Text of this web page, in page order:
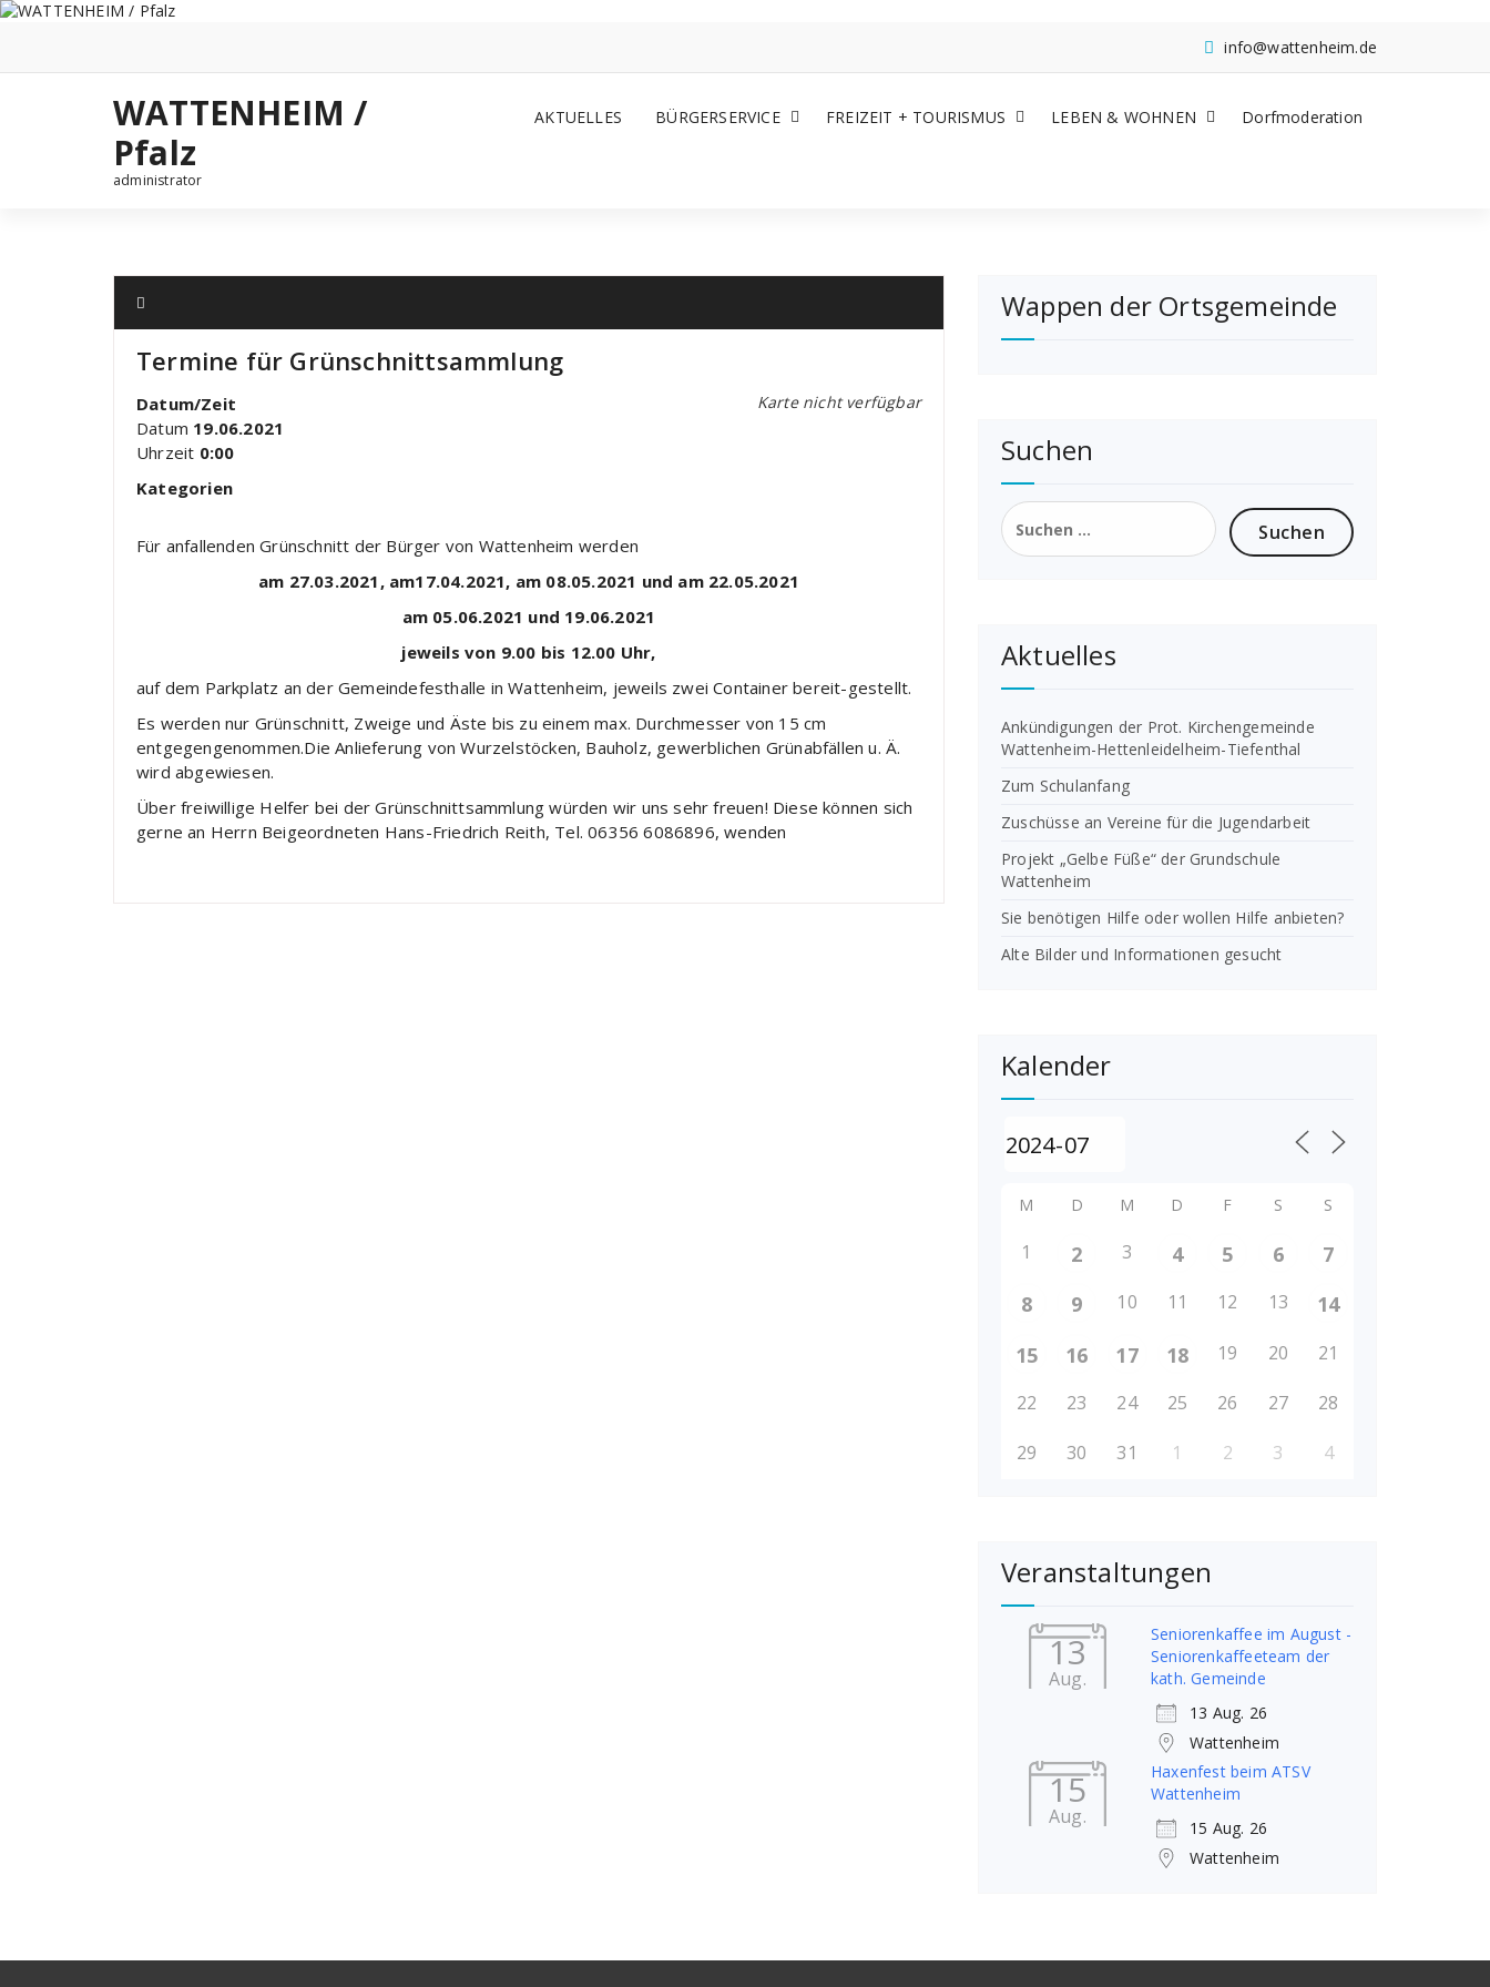
Zum
info@wattenheim.de
WATTENHEIM /
Pfalz
administrator
AKTUELLES BÜRGERSERVICE FREIZEIT + TOURISMUS LEBEN & WOHNEN Dorfmoderation
Termine für Grünschnittsammlung
Karte nicht verfügbar
Datum/Zeit
Datum 19.06.2021
Uhrzeit 0:00
Kategorien
Für anfallenden Grünschnitt der Bürger von Wattenheim werden
am 27.03.2021, am17.04.2021, am 08.05.2021 und am 22.05.2021
am 05.06.2021 und 19.06.2021
jeweils von 9.00 bis 12.00 Uhr,
auf dem Parkplatz an der Gemeindefesthalle in Wattenheim, jeweils zwei Container bereit-gestellt.
Es werden nur Grünschnitt, Zweige und Äste bis zu einem max. Durchmesser von 15 cm
entgegengenommen.Die Anlieferung von Wurzelstöcken, Bauholz, gewerblichen Grünabfällen u. Ä.
wird abgewiesen.
Über freiwillige Helfer bei der Grünschnittsammlung würden wir uns sehr freuen! Diese können sich
gerne an Herrn Beigeordneten Hans-Friedrich Reith, Tel. 06356 6086896, wenden
Wappen der Ortsgemeinde
Suchen
Suchen
nach:
Aktuelles
Ankündigungen der Prot. Kirchengemeinde
Wattenheim-Hettenleidelheim-Tiefenthal
Zum Schulanfang
Zuschüsse an Vereine für die Jugendarbeit
Projekt „Gelbe Füße“ der Grundschule
Wattenheim
Sie benötigen Hilfe oder wollen Hilfe anbieten?
Alte Bilder und Informationen gesucht
Kalender
M D M D F S S
1 2 3 4 5 6
7
8
9 10 11 12 13
14
15
16 17 18 19 20 21
22 23 24 25 26 27 28
29 30 31 1 2 3 4
Veranstaltungen
13
Aug.
Seniorenkaffee im August -
Seniorenkaffeeteam der
kath. Gemeinde
13 Aug. 26
Wattenheim
15
Aug.
Haxenfest beim ATSV
Wattenheim
15 Aug. 26
Wattenheim